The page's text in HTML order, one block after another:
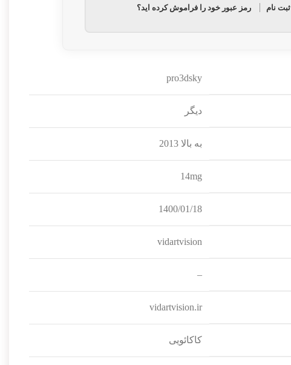
ثبت نام رمز عبور خود را فراموش کرده اید؟
pro3dsky
دیگر
به بالا 2013
14mg
1400/01/18
vidartvision
–
vidartvision.ir
کاکائویی